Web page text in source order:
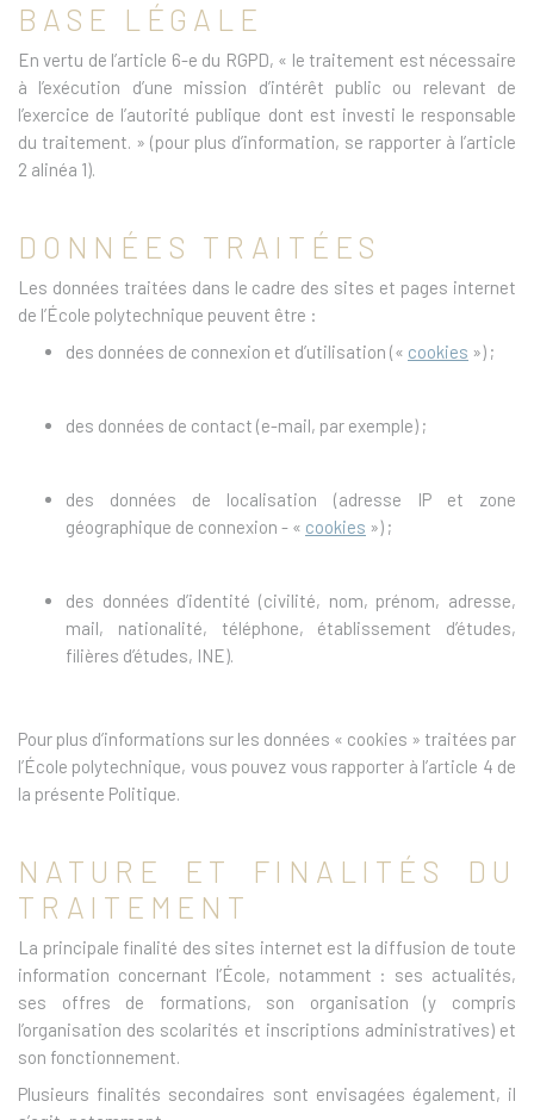
BASE LÉGALE
En vertu de l’article 6-e du RGPD, « le traitement est nécessaire
à l’exécution d’une mission d’intérêt public ou relevant de
l’exercice de l’autorité publique dont est investi le responsable
du traitement. » (pour plus d’information, se rapporter à l’article
2 alinéa 1).
DONNÉES TRAITÉES
Les données traitées dans le cadre des sites et pages internet
de l’École polytechnique peuvent être :
des données de connexion et d’utilisation (« cookies ») ;
des données de contact (e-mail, par exemple) ;
des données de localisation (adresse IP et zone
géographique de connexion - « cookies ») ;
des données d’identité (civilité, nom, prénom, adresse,
mail, nationalité, téléphone, établissement d’études,
filières d’études, INE).
Pour plus d’informations sur les données « cookies » traitées par
l’École polytechnique, vous pouvez vous rapporter à l’article 4 de
la présente Politique.
NATURE ET FINALITÉS DU
TRAITEMENT
La principale finalité des sites internet est la diffusion de toute
information concernant l’École, notamment : ses actualités,
ses offres de formations, son organisation (y compris
l’organisation des scolarités et inscriptions administratives) et
son fonctionnement.
Plusieurs finalités secondaires sont envisagées également, il